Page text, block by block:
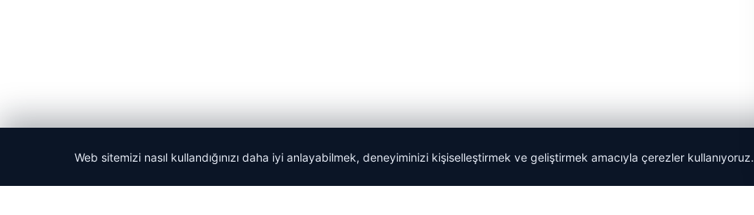
Web sitemizi nasıl kullandığınızı daha iyi anlayabilmek, deneyiminizi kişiselleştirmek ve geliştirmek amacıyla çerezler kullanıyoruz.